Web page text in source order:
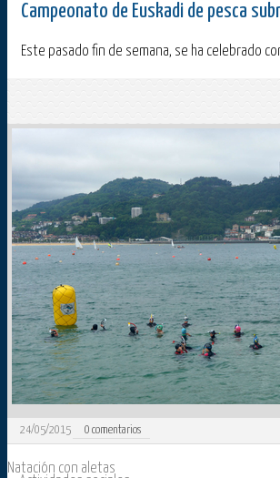
Campeonato de Euskadi de pesca
Este pasado fin de semana, se ha celebrado
24/05/2015 0 comentarios
Natación con aletas